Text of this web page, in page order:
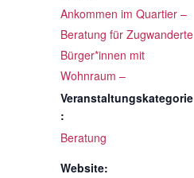
Ankommen im Quartier –
Beratung für Zugwanderte
Bürger*innen mit
Wohnraum –
Veranstaltungskategorie
:
Beratung
Website: